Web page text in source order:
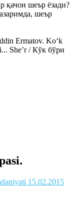
шеър ёзади?
шеър
Ermatov. Ko‘k
She’r / Кўк бўри
15.02.2015